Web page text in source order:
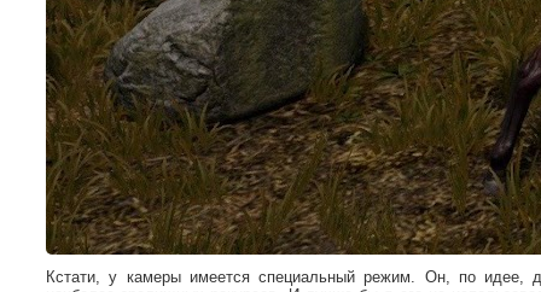
Кстати, у камеры имеется специальный режим. Он, по идее,